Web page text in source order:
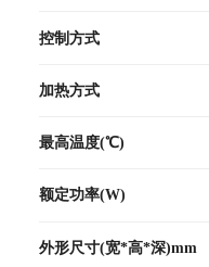
控制方式
加热方式
最高温度(℃)
额定功率(W)
外形尺寸(宽*高*深)mm